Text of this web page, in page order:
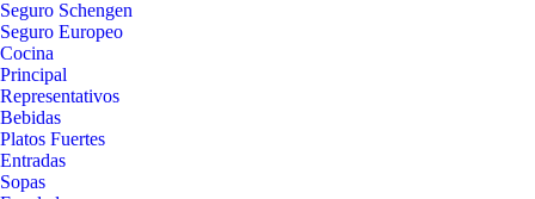
Seguro Schengen
Seguro Europeo
Cocina
Principal
Representativos
Bebidas
Platos Fuertes
Entradas
Sopas